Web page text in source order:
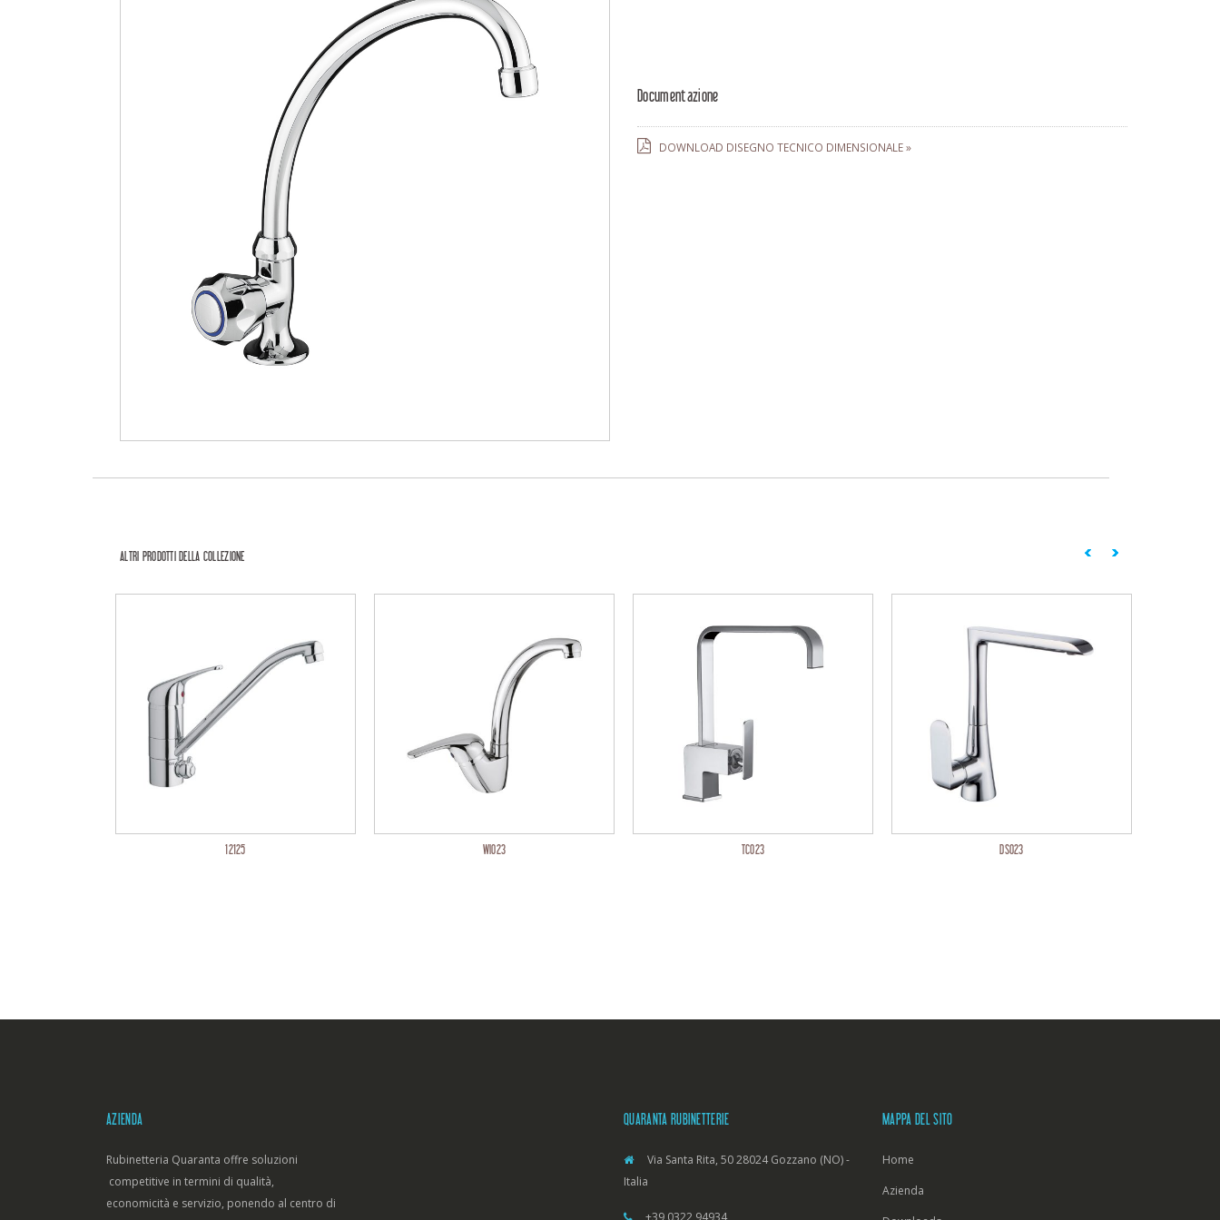
Documentazione
DOWNLOAD DISEGNO TECNICO DIMENSIONALE »
ALTRI PRODOTTI DELLA COLLEZIONE
12125 WI023 TC023 DS023
AZIENDA
Rubinetteria Quaranta offre soluzioni
competitive in termini di qualità,
economicità e servizio, ponendo al centro di
QUARANTA RUBINETTERIE
Via Santa Rita, 50 28024 Gozzano (NO) -
Italia
+39 0322 94934
MAPPA DEL SITO
Home
Azienda